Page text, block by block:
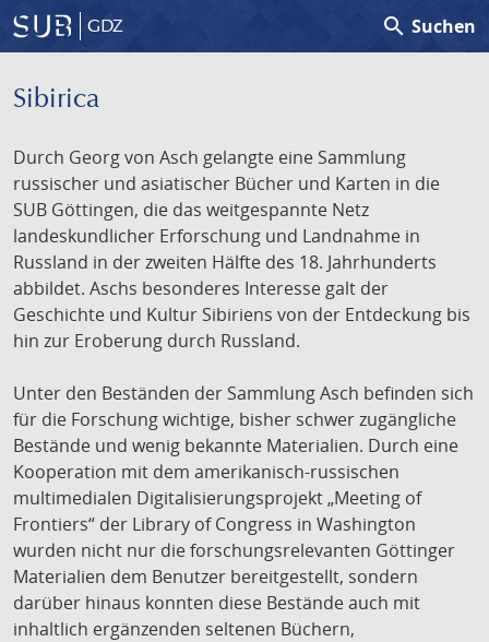
GDZ search Suchen
Sibirica
Durch Georg von Asch gelangte eine Sammlung
russischer und asiatischer Bücher und Karten in die
SUB Göttingen, die das weitgespannte Netz
landeskundlicher Erforschung und Landnahme in
Russland in der zweiten Hälfte des 18. Jahrhunderts
abbildet. Aschs besonderes Interesse galt der
Geschichte und Kultur Sibiriens von der Entdeckung bis
hin zur Eroberung durch Russland.
Unter den Beständen der Sammlung Asch befinden sich
für die Forschung wichtige, bisher schwer zugängliche
Bestände und wenig bekannte Materialien. Durch eine
Kooperation mit dem amerikanisch-russischen
multimedialen Digitalisierungsprojekt „Meeting of
Frontiers“ der Library of Congress in Washington
wurden nicht nur die forschungsrelevanten Göttinger
Materialien dem Benutzer bereitgestellt, sondern
darüber hinaus konnten diese Bestände auch mit
inhaltlich ergänzenden seltenen Büchern,